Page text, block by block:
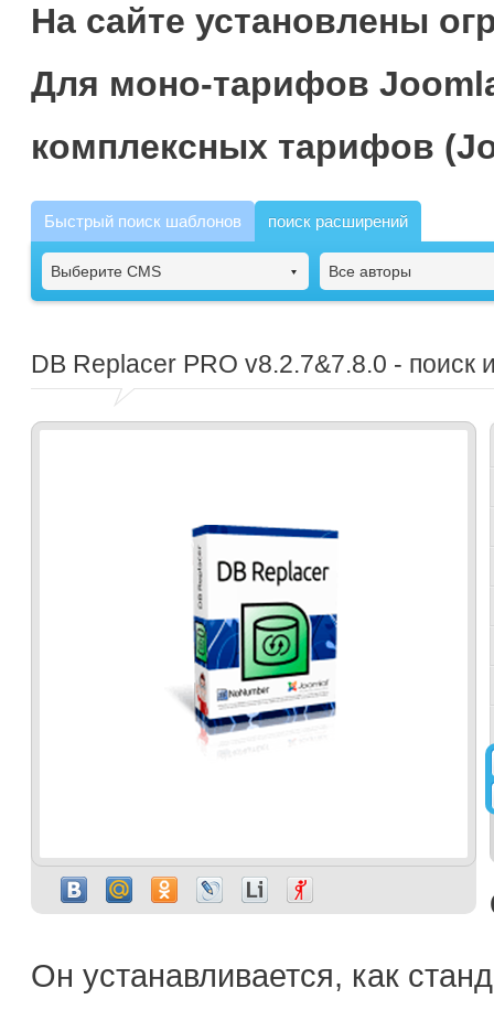
На сайте установлены
Для моно-тарифов
комплексных тарифов
Быстрый поиск шаблонов поиск расширений
Выберите CMS Все авторы
DB Replacer PRO v8.2.7&7.8.0 - поиск
Он устанавливается, как